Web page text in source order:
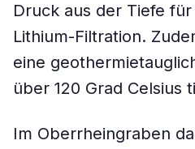
Druck aus der Tiefe
Lithium-Filtration.
eine
über 120 Grad Celsius
Im Oberrheingraben